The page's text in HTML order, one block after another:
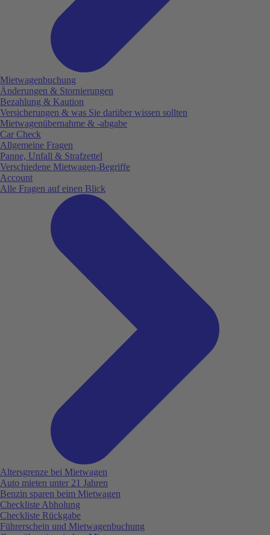
Mietwagenbuchung
Änderungen & Stornierungen
Bezahlung & Kaution
Versicherungen & was Sie darüber wissen sollten
Mietwagenübernahme & -abgabe
Car Check
Allgemeine Fragen
Panne, Unfall & Strafzettel
Verschiedene Mietwagen-Begriffe
Account
Alle Fragen auf einen Blick
Altersgrenze bei Mietwagen
Auto mieten unter 21 Jahren
Benzin sparen beim Mietwagen
Checkliste Abholung
Checkliste Rückgabe
Führerschein und Mietwagenbuchung